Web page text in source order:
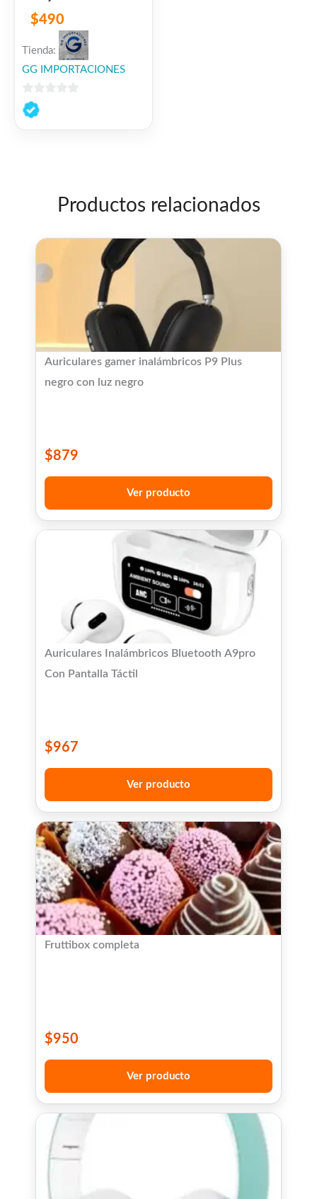
$490
Tienda:
GG IMPORTACIONES
0
de
Productos relacionados
Auriculares gamer inalámbricos P9 Plus
negro con luz negro
$879
Ver producto
Auriculares Inalámbricos Bluetooth A9pro
Con Pantalla Táctil
$967
Ver producto
Fruttibox completa
$950
Ver producto